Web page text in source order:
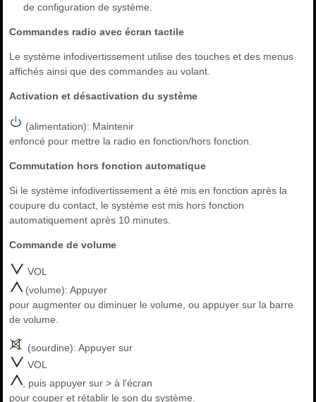
de configuration de système.
Commandes radio avec écran tactile
Le système infodivertissement utilise des touches et des menus
affichés ainsi que des commandes au volant.
Activation et désactivation du système
(alimentation): Maintenir
enfoncé pour mettre la radio en fonction/hors fonction.
Commutation hors fonction automatique
Si le système infodivertissement a été mis en fonction après la
coupure du contact, le système est mis hors fonction
automatiquement après 10 minutes.
Commande de volume
VOL
(volume): Appuyer
pour augmenter ou diminuer le volume, ou appuyer sur la barre
de volume.
(sourdine): Appuyer sur
VOL
, puis appuyer sur > à l'écran
pour couper et rétablir le son du système.